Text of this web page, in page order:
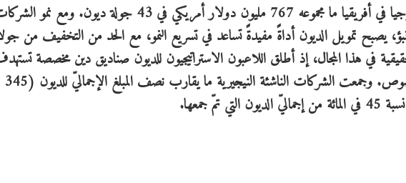
جمعت 37 شركة ناشئة في مجال التكنولوجيا في أفريقيا ما مجموعه 767 مليون دولار أمريكي في 43 جولة ديون. ومع نمو
يصبح تمويل الديون أداةً مفيدةً تساعد في تسريع النمو، مع الحد من التخفيف من
2021 اتجاهات حقيقية في هذا المجال، إذ أطلق اللاعبون الاستراتيجيون للديون صناديق دين مخصصة
الأسواق الناشئة - أفريقيا على وجه الخصوص. وجمعت الشركات الناشئة النيجيرية ما يقارب نصف المبلغ الإجماليّ للديون (345
جمعها.